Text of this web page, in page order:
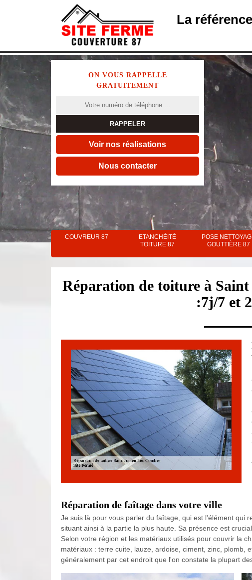
La
ON VOUS RAPPELLE
GRATUITEMENT
Voir nos réalisations
Nous contacter
COUVREUR 87
ETANCHÉITÉ
TOITURE 87
POSE
GOUTTIÈRE 87
Réparation de toiture à
:7j/7 et
Réparation de faîtage dans votre ville
Je suis là pour vous parler du faîtage, qui est l'élément qui
situant ainsi à la partie la plus haute. Sa présence est
Selon votre région et les matériaux utilisés pour couvrir la
matériaux : terre cuite, lauze, ardoise, ciment, zinc, plomb,
généralement par cet endroit que l'on constate la plupart